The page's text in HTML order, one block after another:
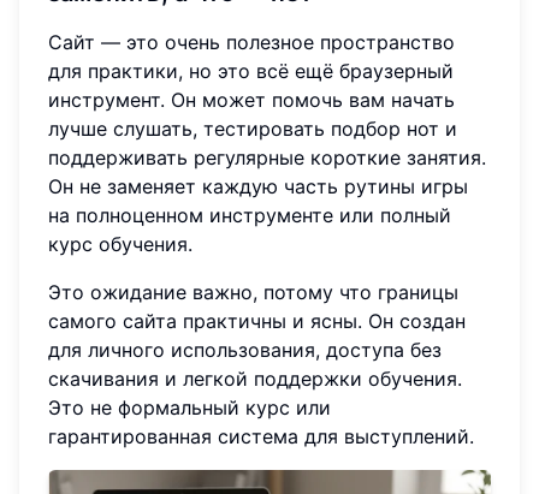
Сайт — это очень полезное пространство
для практики, но это всё ещё браузерный
инструмент. Он может помочь вам начать
лучше слушать, тестировать подбор нот и
поддерживать регулярные короткие занятия.
Он не заменяет каждую часть рутины игры
на полноценном инструменте или полный
курс обучения.
Это ожидание важно, потому что границы
самого сайта практичны и ясны. Он создан
для личного использования, доступа без
скачивания и легкой поддержки обучения.
Это не формальный курс или
гарантированная система для выступлений.